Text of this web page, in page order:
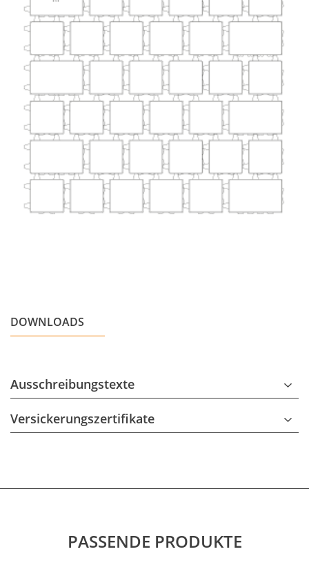
DOWNLOADS
Ausschreibungstexte
Versickerungszertifikate
PASSENDE PRODUKTE